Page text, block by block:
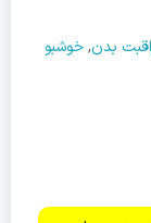
بدن,خوشبو